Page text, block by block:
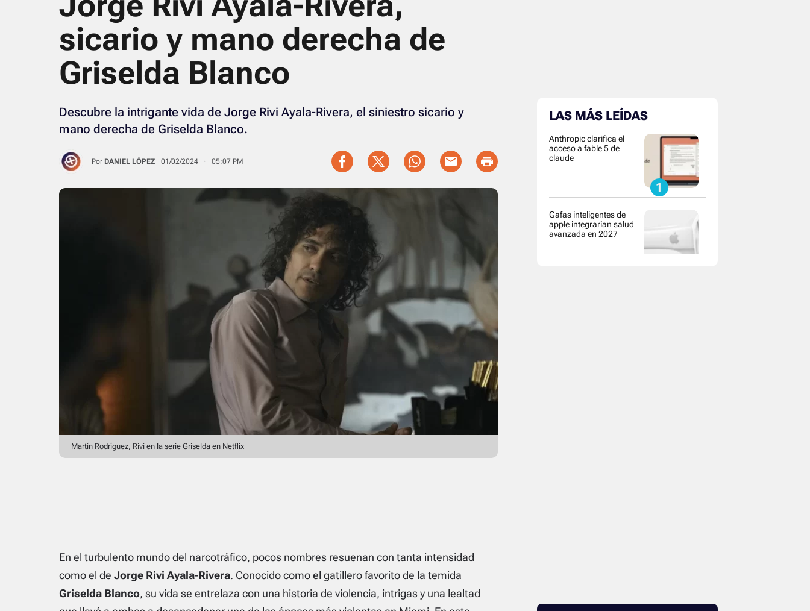
sicario y mano derecha de
Griselda Blanco
Descubre la intrigante vida de Jorge Rivi Ayala-Rivera, el siniestro sicario y
mano derecha de Griselda Blanco.
Por DANIEL LÓPEZ 01/02/2024 · 05:07 PM
Martín Rodríguez, Rivi en la serie Griselda en Netflix
En el turbulento mundo del narcotráfico, pocos nombres resuenan con tanta intensidad
como el de Jorge Rivi Ayala-Rivera. Conocido como el gatillero favorito de la temida
Griselda Blanco, su vida se entrelaza con una historia de violencia, intrigas y una lealtad
LAS MÁS LEÍDAS
Anthropic clarifica el
acceso a fable 5 de
claude
Gafas inteligentes de
apple integrarían salud
avanzada en 2027